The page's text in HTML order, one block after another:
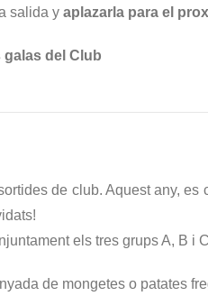
salida y aplazarla para el
galas del Club
de club. Aquest any,
els tres grups A, B i
de mongetes o patates